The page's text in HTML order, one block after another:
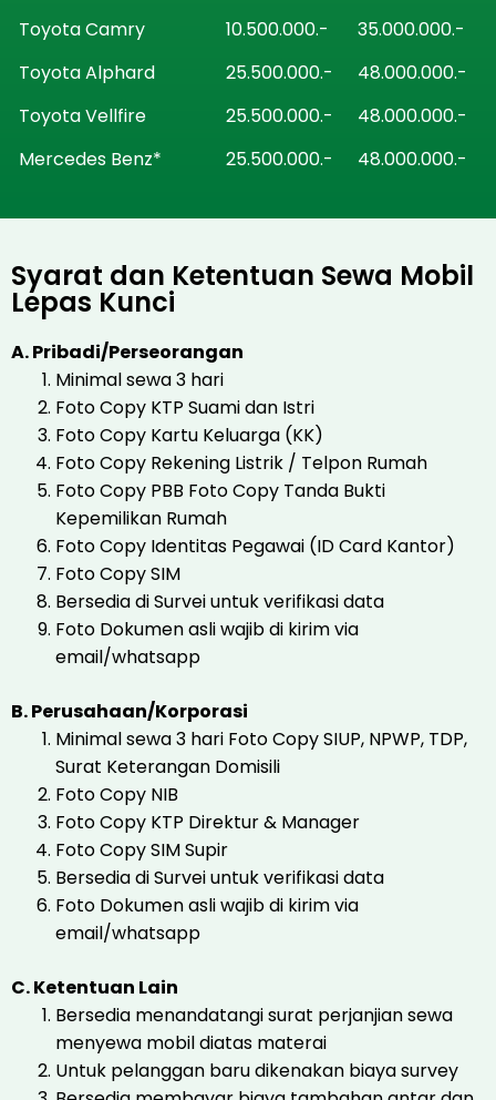
Toyota Camry
10.500.000.-
35.000.000.-
Toyota Alphard
25.500.000.-
48.000.000.-
Toyota Vellfire
25.500.000.-
48.000.000.-
Mercedes Benz*
25.500.000.- 48.000.000.-
Syarat dan Ketentuan Sewa Mobil
Lepas Kunci
A. Pribadi/Perseorangan
Minimal sewa 3 hari
Foto Copy KTP Suami dan Istri
Foto Copy Kartu Keluarga (KK)
Foto Copy Rekening Listrik / Telpon Rumah
Foto Copy PBB Foto Copy Tanda Bukti
Kepemilikan Rumah
Foto Copy Identitas Pegawai (ID Card Kantor)
Foto Copy SIM
Bersedia di Survei untuk verifikasi data
Foto Dokumen asli wajib di kirim via
email/whatsapp
B. Perusahaan/Korporasi
Minimal sewa 3 hari Foto Copy SIUP, NPWP, TDP,
Surat Keterangan Domisili
Foto Copy NIB
Foto Copy KTP Direktur & Manager
Foto Copy SIM Supir
Bersedia di Survei untuk verifikasi data
Foto Dokumen asli wajib di kirim via
email/whatsapp
C. Ketentuan Lain
Bersedia menandatangi surat perjanjian sewa
menyewa mobil diatas materai
Untuk pelanggan baru dikenakan biaya survey